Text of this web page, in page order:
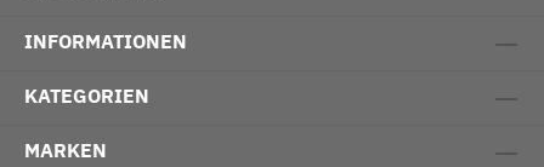
INFORMATIONEN
KATEGORIEN
MARKEN